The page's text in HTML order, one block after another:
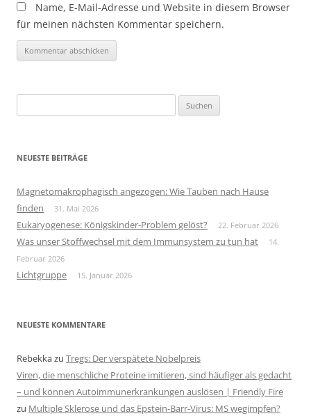
Name, E-Mail-Adresse und Website in diesem Browser
für meinen nächsten Kommentar speichern.
nach:
NEUESTE BEITRÄGE
Magnetomakrophagisch angezogen: Wie Tauben nach Hause
finden
31. Mai 2026
Eukaryogenese: Königskinder-Problem gelöst? 22. Februar 2026
Was unser Stoffwechsel mit dem Immunsystem zu tun hat
14.
Februar 2026
Lichtgruppe 15. Januar 2026
NEUESTE KOMMENTARE
Rebekkazu Tregs: Der verspätete Nobelpreis
Viren, die menschliche Proteine imitieren, sind häufiger als gedacht
– und können Autoimmunerkrankungen auslösen | Friendly Fire
zu Multiple Sklerose und das Epstein-Barr-Virus: MS wegimpfen?